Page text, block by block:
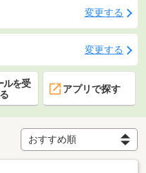
変更する
変更する
ルを受
アプリで探す